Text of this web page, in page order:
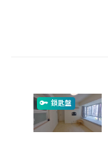
鎖匙盤